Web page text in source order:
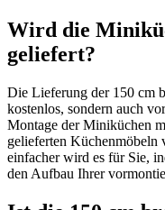
Wird die
geliefert?
Die Lieferung der 150 cm
kostenlos, sondern auch
Montage der Miniküchen
gelieferten
einfacher wird es für Sie,
den Aufbau Ihrer